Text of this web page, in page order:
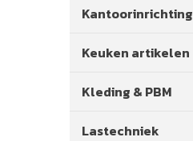
Kantoorinrichting
Keuken artikelen
Kleding & PBM
Lastechniek